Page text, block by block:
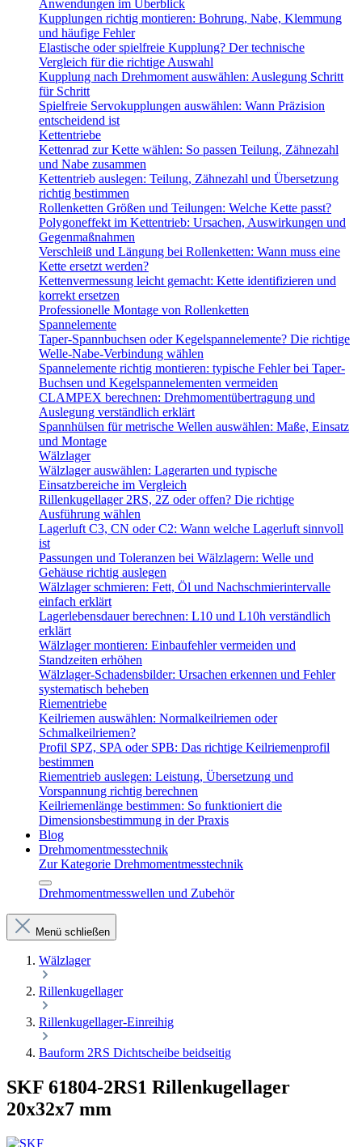
Anwendungen im Überblick
Kupplungen richtig montieren: Bohrung, Nabe, Klemmung
und häufige Fehler
Elastische oder spielfreie Kupplung? Der technische
Vergleich für die richtige Auswahl
Kupplung nach Drehmoment auswählen: Auslegung Schritt
für Schritt
Spielfreie Servokupplungen auswählen: Wann Präzision
entscheidend ist
Kettentriebe
Kettenrad zur Kette wählen: So passen Teilung, Zähnezahl
und Nabe zusammen
Kettentrieb auslegen: Teilung, Zähnezahl und Übersetzung
richtig bestimmen
Rollenketten Größen und Teilungen: Welche Kette passt?
Polygoneffekt im Kettentrieb: Ursachen, Auswirkungen und
Gegenmaßnahmen
Verschleiß und Längung bei Rollenketten: Wann muss eine
Kette ersetzt werden?
Kettenvermessung leicht gemacht: Kette identifizieren und
korrekt ersetzen
Professionelle Montage von Rollenketten
Spannelemente
Taper-Spannbuchsen oder Kegelspannelemente? Die richtige
Welle-Nabe-Verbindung wählen
Spannelemente richtig montieren: typische Fehler bei Taper-
Buchsen und Kegelspannelementen vermeiden
CLAMPEX berechnen: Drehmomentübertragung und
Auslegung verständlich erklärt
Spannhülsen für metrische Wellen auswählen: Maße, Einsatz
und Montage
Wälzlager
Wälzlager auswählen: Lagerarten und typische
Einsatzbereiche im Vergleich
Rillenkugellager 2RS, 2Z oder offen? Die richtige
Ausführung wählen
Lagerluft C3, CN oder C2: Wann welche Lagerluft sinnvoll
ist
Passungen und Toleranzen bei Wälzlagern: Welle und
Gehäuse richtig auslegen
Wälzlager schmieren: Fett, Öl und Nachschmierintervalle
einfach erklärt
Lagerlebensdauer berechnen: L10 und L10h verständlich
erklärt
Wälzlager montieren: Einbaufehler vermeiden und
Standzeiten erhöhen
Wälzlager-Schadensbilder: Ursachen erkennen und Fehler
systematisch beheben
Riementriebe
Keilriemen auswählen: Normalkeilriemen oder
Schmalkeilriemen?
Profil SPZ, SPA oder SPB: Das richtige Keilriemenprofil
bestimmen
Riementrieb auslegen: Leistung, Übersetzung und
Vorspannung richtig berechnen
Keilriemenlänge bestimmen: So funktioniert die
Dimensionsbestimmung in der Praxis
Blog
Drehmomentmesstechnik
Zur Kategorie Drehmomentmesstechnik
Drehmomentmesswellen und Zubehör
Menü schließen
Wälzlager
Rillenkugellager
Rillenkugellager-Einreihig
Bauform 2RS Dichtscheibe beidseitig
SKF 61804-2RS1 Rillenkugellager
20x32x7 mm